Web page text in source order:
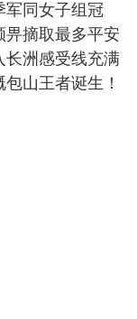
同女子组冠
畀摘取最多平安
长洲感受线充满
山王者诞生！